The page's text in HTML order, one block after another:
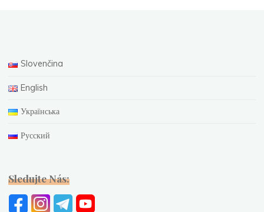
Slovenčina
English
Українська
Русский
Sledujte Nás: